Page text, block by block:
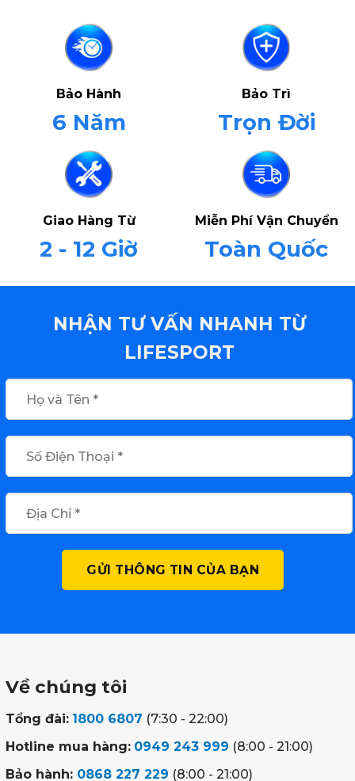
Bảo Hành
6 Năm
Bảo Trì
Trọn Đời
Giao Hàng Từ
2 - 12 Giờ
Miễn Phí Vận Chuyển
Toàn Quốc
NHẬN TƯ VẤN NHANH TỪ
LIFESPORT
Về chúng tôi
Tổng đài: 1800 6807 (7:30 - 22:00)
Hotline mua hàng: 0949 243 999 (8:00 - 21:00)
Bảo hành: 0868 227 229 (8:00 - 21:00)